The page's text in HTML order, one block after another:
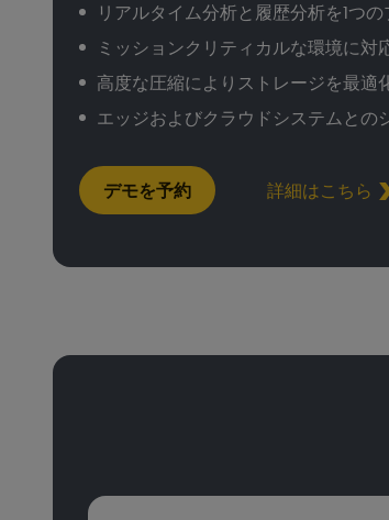
リアルタイム分析と履歴分析を1つ
ミッションクリティカルな環境に
高度な圧縮によりストレージを最適
エッジおよびクラウドシステムとの
デモを予約 詳細はこちら